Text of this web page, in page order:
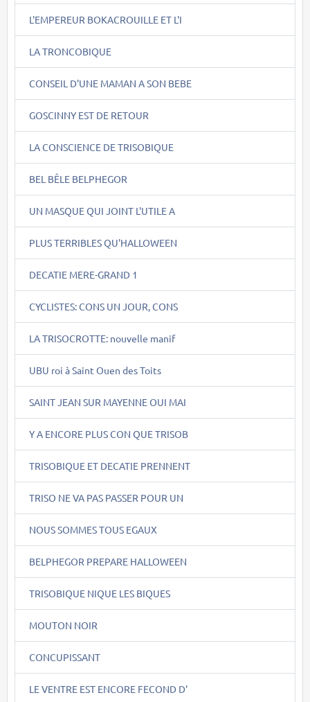
L'EMPEREUR BOKACROUILLE ET L'I
LA TRONCOBIQUE
CONSEIL D'UNE MAMAN A SON BEBE
GOSCINNY EST DE RETOUR
LA CONSCIENCE DE TRISOBIQUE
BEL BÊLE BELPHEGOR
UN MASQUE QUI JOINT L'UTILE A
PLUS TERRIBLES QU'HALLOWEEN
DECATIE MERE-GRAND 1
CYCLISTES: CONS UN JOUR, CONS
LA TRISOCROTTE: nouvelle manif
UBU roi à Saint Ouen des Toits
SAINT JEAN SUR MAYENNE OUI MAI
Y A ENCORE PLUS CON QUE TRISOB
TRISOBIQUE ET DECATIE PRENNENT
TRISO NE VA PAS PASSER POUR UN
NOUS SOMMES TOUS EGAUX
BELPHEGOR PREPARE HALLOWEEN
TRISOBIQUE NIQUE LES BIQUES
MOUTON NOIR
CONCUPISSANT
LE VENTRE EST ENCORE FECOND D'